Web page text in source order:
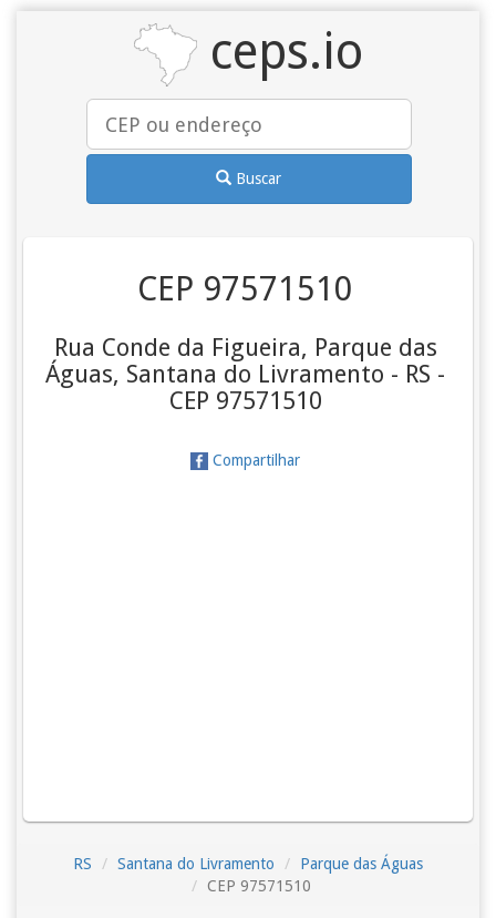
ceps.io
Buscar
CEP 97571510
Rua Conde da Figueira, Parque das
Águas, Santana do Livramento - RS -
CEP 97571510
Compartilhar
RS Santana do Livramento
Parque das Águas
CEP 97571510